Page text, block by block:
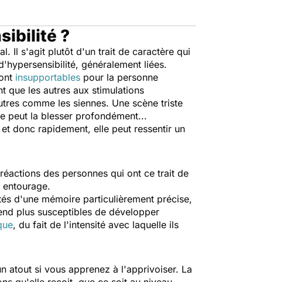
?
Il s'agit plutôt d'un trait de caractère qui
généralement liées.
insupportables pour la personne
que les autres aux stimulations
comme les siennes. Une scène triste
peut la blesser profondément...
donc rapidement, elle peut ressentir un
des personnes qui ont ce trait de
d'une mémoire particulièrement précise,
plus susceptibles de développer
, du fait de l'intensité avec laquelle ils
atout si vous apprenez à l'apprivoiser. La